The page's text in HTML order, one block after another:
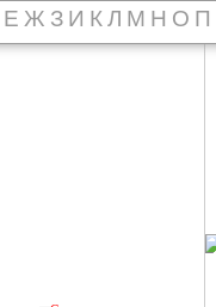
Е Ж З И К Л М Н О П